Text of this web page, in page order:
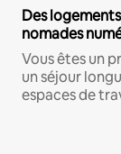
Des
nomades
Vous êtes un
un séjour
espaces de